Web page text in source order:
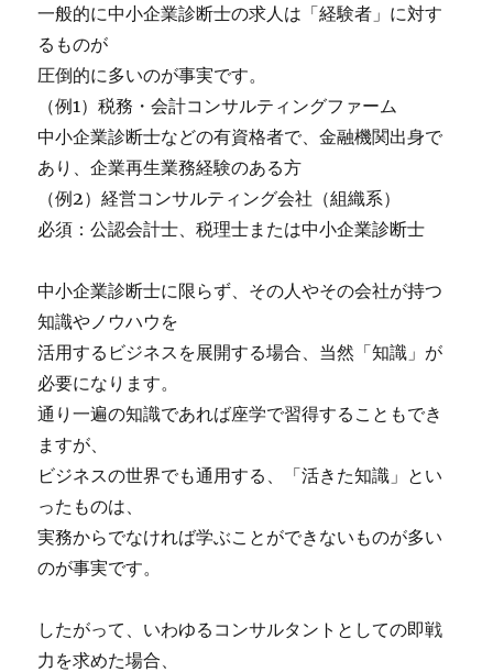
一般的に中小企業診断士の求人は「経験者」に対す
るものが
圧倒的に多いのが事実です。
（例1）税務・会計コンサルティングファーム
中小企業診断士などの有資格者で、金融機関出身で
あり、企業再生業務経験のある方
（例2）経営コンサルティング会社（組織系）
必須：公認会計士、税理士または中小企業診断士
中小企業診断士に限らず、その人やその会社が持つ
知識やノウハウを
活用するビジネスを展開する場合、当然「知識」が
必要になります。
通り一遍の知識であれば座学で習得することもでき
ますが、
ビジネスの世界でも通用する、「活きた知識」とい
ったものは、
実務からでなければ学ぶことができないものが多い
のが事実です。
したがって、いわゆるコンサルタントとしての即戦
力を求めた場合、